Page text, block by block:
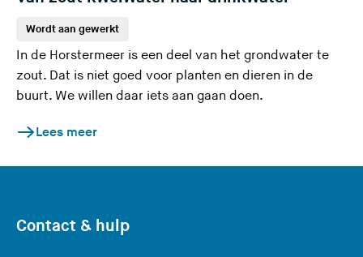
Wordt aan gewerkt
In de Horstermeer is een deel van het grondwater te
zout. Dat is niet goed voor planten en dieren in de
buurt. We willen daar iets aan gaan doen.
Lees meer
Contact & hulp